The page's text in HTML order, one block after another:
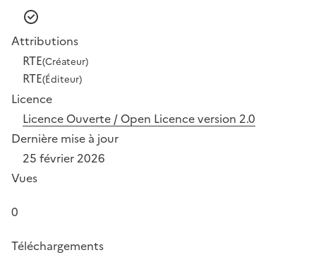
Attributions
RTE(Créateur)
RTE(Éditeur)
Licence
Licence Ouverte / Open Licence version 2.0
Dernière mise à jour
25 février 2026
Vues
0
Téléchargements